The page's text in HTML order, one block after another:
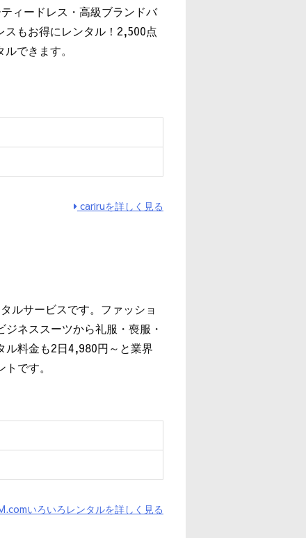
ィードレス・高級ブランドバ
スもお得にレンタル！2,500点
できます。
cariruを詳しく見る
ルサービスです。ファッショ
ネススーツから礼服・喪服・
ル料金も2日4,980円～と業界
です。
いろいろレンタルを詳しく見る